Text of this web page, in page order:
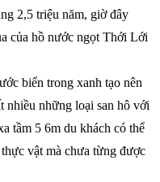
2,5 triệu năm, giờ đây
của hồ nước ngọt Thới Lới
biển trong xanh tạo nên
nhiều những loại san hô với
tầm 5 6m du khách có thể
vật mà chưa từng được